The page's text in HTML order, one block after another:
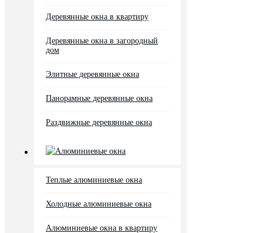
Деревянные окна в квартиру
Деревянные окна в загородный
дом
Элитные деревянные окна
Панорамные деревянные окна
Раздвижные деревянные окна
Алюминиевые окна
Теплые алюминиевые окна
Холодные алюминиевые окна
Алюминиевые окна в квартиру